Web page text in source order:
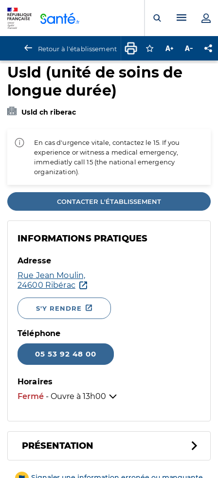
Ouvrir laMenu
Retour à l'établissement Connectez-vous
Augmenter la
Usld (unité de soins de
longue durée)
Usld ch riberac
En cas d'urgence vitale, contactez le 15. If you
experience or witness a medical emergency,
immediatly call 15 (the national emergency
organization).
CONTACTER L'ÉTABLISSEMENT
INFORMATIONS PRATIQUES
Adresse
Rue Jean Moulin,
24600 Ribérac
S'Y RENDRE
Téléphone
05 53 92 48 00
Horaires
Fermé - Ouvre à 13h00
PRÉSENTATION